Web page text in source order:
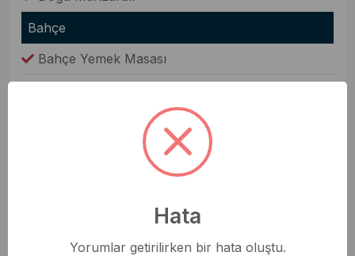
Bahçe
Bahçe Yemek Masası
Havlular
Hata
Yorumlar getirilirken bir hata oluştu.